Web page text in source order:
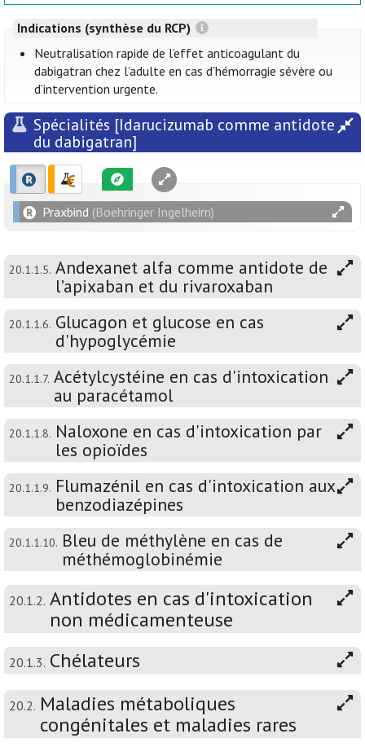
Indications (synthèse du RCP)
Neutralisation rapide de l’effet anticoagulant du
dabigatran chez l’adulte en cas d’hémorragie sévère ou
d’intervention urgente.
Spécialités [Idarucizumab comme antidote
du dabigatran]
Praxbind (Boehringer Ingelheim)
20.1.1.5. Andexanet alfa comme antidote de
l’apixaban et du rivaroxaban
20.1.1.6. Glucagon et glucose en cas
d'hypoglycémie
20.1.1.7. Acétylcystéine en cas d'intoxication
au paracétamol
20.1.1.8. Naloxone en cas d'intoxication par
les opioïdes
20.1.1.9. Flumazénil en cas d'intoxication aux
benzodiazépines
20.1.1.10. Bleu de méthylène en cas de
méthémoglobinémie
20.1.2. Antidotes en cas d'intoxication
non médicamenteuse
20.1.3. Chélateurs
20.2. Maladies métaboliques
congénitales et maladies rares